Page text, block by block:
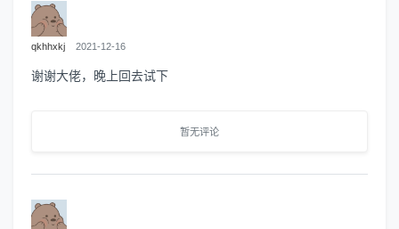
qkhhxkj 2021-12-16
谢谢大佬，晚上回去试下
暂无评论